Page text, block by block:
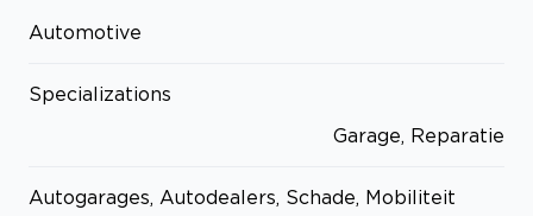
Automotive
Specializations
Garage, Reparatie
Autogarages, Autodealers, Schade, Mobiliteit